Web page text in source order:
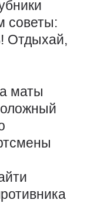
советы:
Отдыхай,
маты